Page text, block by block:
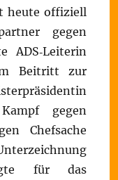
heute offiziell
gegen
ADS‐Leiterin
Beitritt zur
gegen
Chefsache
für das